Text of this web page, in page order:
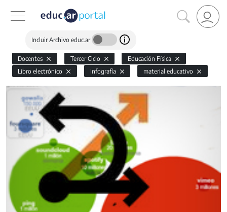
Incluir Archivo educ.ar
Docentes Tercer Ciclo
Educación Física
Libro electrónico
Infografía material educativo